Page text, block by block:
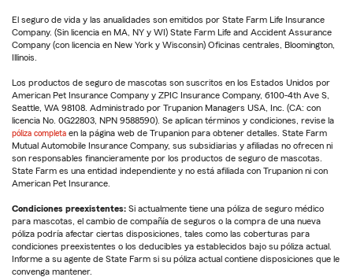
El seguro de vida y las anualidades son emitidos por State Farm Life Insurance
Company. (Sin licencia en MA, NY y WI) State Farm Life and Accident Assurance
Company (con licencia en New York y Wisconsin) Oficinas centrales, Bloomington,
Illinois.
Los productos de seguro de mascotas son suscritos en los Estados Unidos por
American Pet Insurance Company y ZPIC Insurance Company, 6100-4th Ave S,
Seattle, WA 98108. Administrado por Trupanion Managers USA, Inc. (CA: con
licencia No. 0G22803, NPN 9588590). Se aplican términos y condiciones, revise la
póliza completa en la página web de Trupanion para obtener detalles. State Farm
Mutual Automobile Insurance Company, sus subsidiarias y afiliadas no ofrecen ni
son responsables financieramente por los productos de seguro de mascotas.
State Farm es una entidad independiente y no está afiliada con Trupanion ni con
American Pet Insurance.
Condiciones preexistentes: Si actualmente tiene una póliza de seguro médico
para mascotas, el cambio de compañía de seguros o la compra de una nueva
póliza podría afectar ciertas disposiciones, tales como las coberturas para
condiciones preexistentes o los deducibles ya establecidos bajo su póliza actual.
Informe a su agente de State Farm si su póliza actual contiene disposiciones que le
convenga mantener.